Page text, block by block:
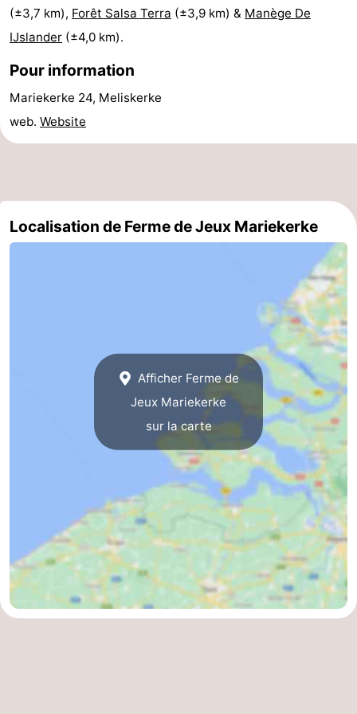
golf
Sportive
Equitation
Conduite
l'anneau
et
manger
Événements
Pratiques
Route
-
Brouwershaven
Bruinisse
-
Zierikzee
-
(±3,7 km), Forêt Salsa Terra (±3,9 km) & Manège De
IJslander (±4,0 km).
Pour information
Mariekerke 24, Meliskerke
web. Website
Localisation de Ferme de Jeux Mariekerke
Afficher Ferme de
Jeux Mariekerke
sur la carte